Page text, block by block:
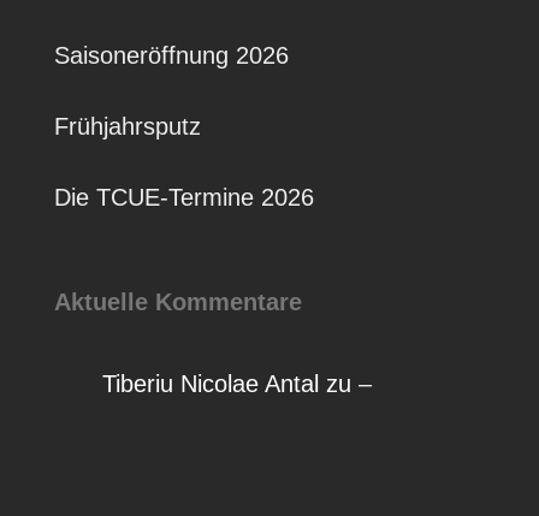
Saisoneröffnung 2026
Frühjahrsputz
Die TCUE-Termine 2026
Aktuelle Kommentare
Tiberiu Nicolae Antal zu –